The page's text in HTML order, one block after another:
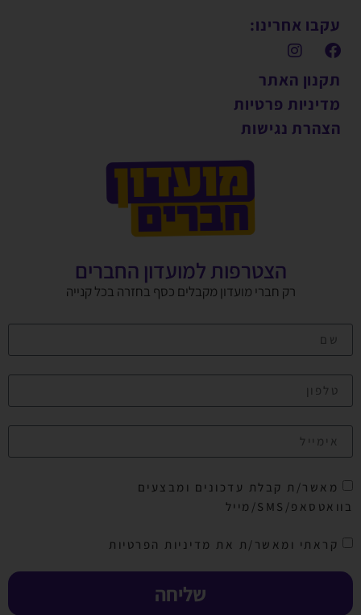
עקבו אחרינו:
תקנון האתר
מדיניות פרטיות
הצהרת נגישות
הצטרפות למועדון החברים
רק חברי מועדון מקבלים כסף בחזרה בכל קנייה
מאשר/ת קבלת עדכונים ומבצעים
בוואטסאפ/SMS/מייל
קראתי ומאשר/ת את מדיניות הפרטיות
שליחה